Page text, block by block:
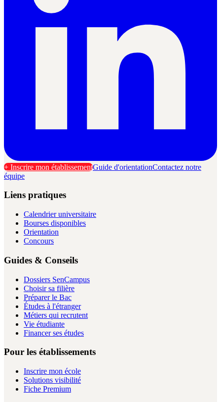
+ Inscrire mon établissementGuide d'orientationContactez notre
équipe
Liens pratiques
Calendrier universitaire
Bourses disponibles
Orientation
Concours
Guides & Conseils
Dossiers SenCampus
Choisir sa filière
Préparer le Bac
Études à l'étranger
Métiers qui recrutent
Vie étudiante
Financer ses études
Pour les établissements
Inscrire mon école
Solutions visibilité
Fiche Premium